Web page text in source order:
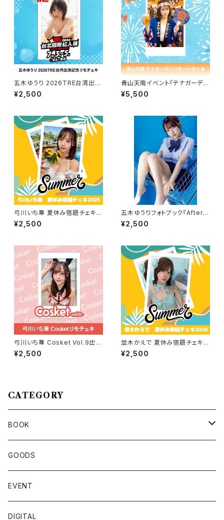
五木ゆうり 2026TRE台湾出演
記念リモチェキ
¥2,500
青山天南イベント『テナガーデ
ン』リモートチェキセット
¥5,500
弓川いち華 夏休み宿題チェキ 2
026
¥2,500
五木ゆうりフォトブック『After S
chool』
¥2,500
弓川いち華 Cosket Vol.9出演
記念リモチェキ
¥2,500
並木かえで 夏休み宿題チェキ 2
026
¥2,500
CATEGORY
BOOK
名取くるみ
佐々木ちょこ
篠宮なほ
GOODS
EVENT
DIGITAL